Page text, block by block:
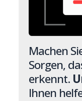
Machen
Sorgen,
erkennt.
Ihnen